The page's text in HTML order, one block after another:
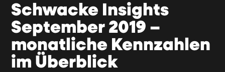
Schwacke Insights
September 2019 –
monatliche Kennzahlen
im Überblick